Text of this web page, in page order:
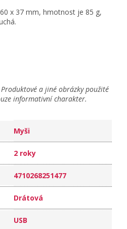
x 37 mm, hmotnost je 85 g,
a jiné obrázky použité
informativní charakter.
Myši
2 roky
4710268251477
Drátová
USB